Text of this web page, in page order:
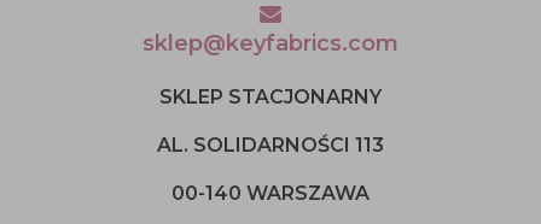
sklep@keyfabrics.com
SKLEP STACJONARNY
AL. SOLIDARNOŚCI 113
00-140 WARSZAWA